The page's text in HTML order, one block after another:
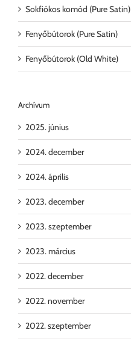
Sokfiókos komód (Pure Satin)
Fenyőbútorok (Pure Satin)
Fenyőbútorok (Old White)
Archívum
2025. június
2024. december
2024. április
2023. december
2023. szeptember
2023. március
2022. december
2022. november
2022. szeptember